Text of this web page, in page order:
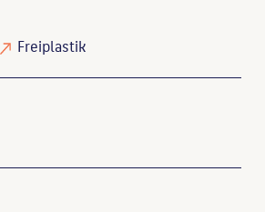
Freiplastik